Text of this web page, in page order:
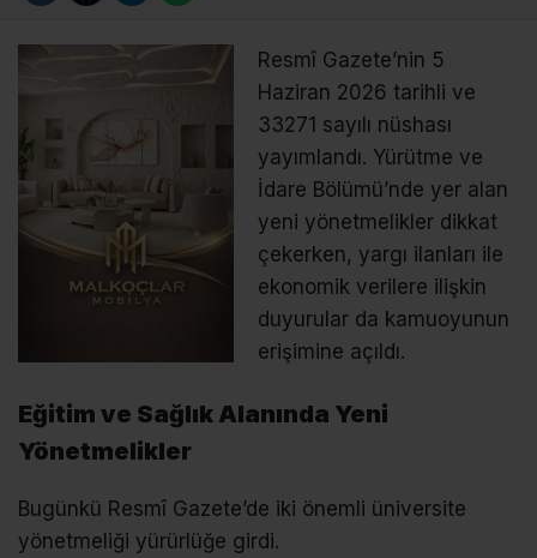
Resmî Gazete’nin 5
Haziran 2026 tarihli ve
33271 sayılı nüshası
yayımlandı. Yürütme ve
İdare Bölümü’nde yer alan
yeni yönetmelikler dikkat
çekerken, yargı ilanları ile
ekonomik verilere ilişkin
duyurular da kamuoyunun
erişimine açıldı.
Eğitim ve Sağlık Alanında Yeni
Yönetmelikler
Bugünkü Resmî Gazete’de iki önemli üniversite
yönetmeliği yürürlüğe girdi.